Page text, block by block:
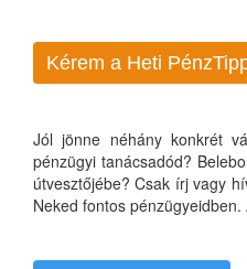
Kérem a Heti
Jól jönne néhány konkrét
pénzügyi tanácsadód?
útvesztőjébe? Csak írj vagy
Neked fontos